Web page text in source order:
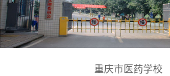
重庆市医药学校